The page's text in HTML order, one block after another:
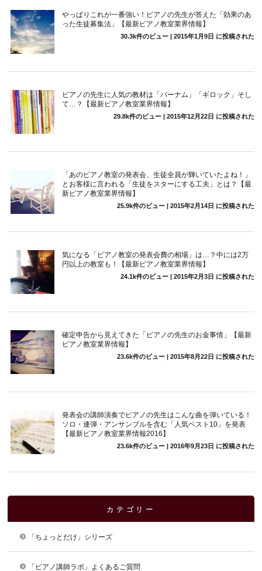
やっぱりこれが一番強い！ピアノの先生が答えた「効果のあ
った生徒募集法」【最新ピアノ教室業界情報】
30.3k件のビュー| 2015年1月9日 に投稿された
ピアノの先生に人気の教材は「バーナム」「ギロック」そし
て…？【最新ピアノ教室業界情報】
29.8k件のビュー| 2015年12月22日 に投稿された
「あのピアノ教室の発表会、生徒全員が輝いていたよね！」
とお客様に言われる「生徒をスターにする工夫」とは？【最
新ピアノ教室業界情報】
25.9k件のビュー| 2015年2月14日 に投稿された
気になる「ピアノ教室の発表会費の相場」は…？中には2万
円以上の教室も！【最新ピアノ教室業界情報】
24.1k件のビュー| 2015年2月3日 に投稿された
確定申告から見えてきた「ピアノの先生のお金事情」【最新
ピアノ教室業界情報】
23.6k件のビュー| 2015年8月22日 に投稿された
発表会の講師演奏でピアノの先生はこんな曲を弾いている！
ソロ・連弾・アンサンブルを含む「人気ベスト10」を発表
【最新ピアノ教室業界情報2016】
23.6k件のビュー| 2016年9月23日 に投稿された
カテゴリー
「ちょっとだけ」シリーズ
「ピアノ講師ラボ」よくあるご質問